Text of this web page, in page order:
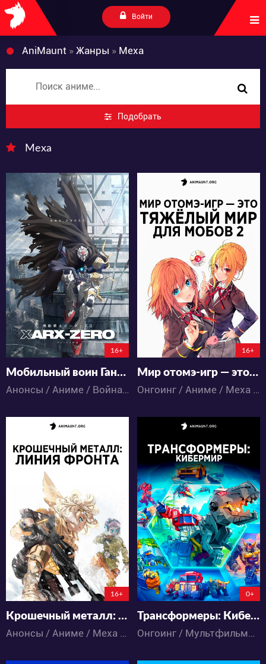
Войти
AniMaunt » Жанры » Меха
Подобрать
Меха
346
1 0
146:19:54:21
16+
Мобильный воин Гандам: RG XARX-ZERO
Анонсы / Аниме / Война / Драма / Космос / Меха / Фантастика
27235
22 13
3:15:56:21
16+
Мир отомэ-игр — это тяжёлый мир для мобов 2
Онгоинг / Аниме / Меха / Фэнтези / Школа / Экшен
652
6 0
176:15:39:21
16+
Крошечный металл: Линия фронта
Анонсы / Аниме / Меха / Фантастика
23145
88 54
0+
Трансформеры: Кибермир
Онгоинг / Мультфильмы / Меха / Фантастика / Экшен